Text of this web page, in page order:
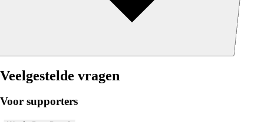
Veelgestelde vragen
Voor supporters